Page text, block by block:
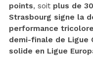
points, soit plus de
Strasbourg signe la
performance tricolore
demi-finale de Ligue
solide en Ligue